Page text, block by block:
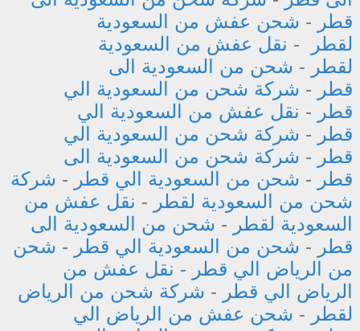
قطر - شحن عفش من السعودية
لقطر
- نقل عفش من السعودية
لقطر - شحن من السعودية الى
قطر - شركة شحن من السعودية الي
قطر - نقل عفش من السعودية الي
قطر - شركة شحن من السعودية الي
قطر - شركة شحن من السعودية الى
قطر - شحن من السعودية الي قطر - شركة
شحن من السعودية لقطر - نقل عفش من
السعودية لقطر - شحن من السعودية الى
قطر - شحن من السعودية الي قطر - شحن
من الرياض الي قطر - نقل عفش من
الرياض الي قطر - شركة شحن من الرياض
لقطر - شحن عفش من الرياض الي